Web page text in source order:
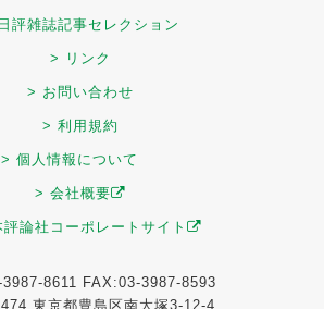
評雑誌記事セレクション
> リンク
> お問い合わせ
> 利用規約
> 個人情報について
> 会社概要
論社コーポレートサイト
8611 FAX:03-3987-8593
東京都豊島区南大塚3-12-4